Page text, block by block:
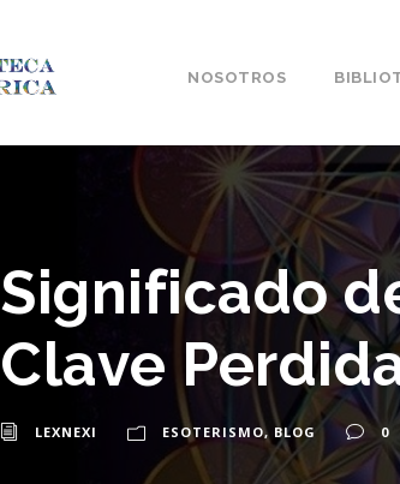
NOSOTROS
Significado
Clave
LEXNEXI ESOTERISMO, BLOG 0